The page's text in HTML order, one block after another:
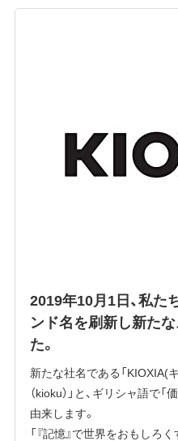
2019年10月1日、私た
ンド名を刷新し新た
た。
新たな社名である「KIOXIA(
（kioku）」と、ギリシャ語で「
由来します。
「『記憶』で世界をおもしろ